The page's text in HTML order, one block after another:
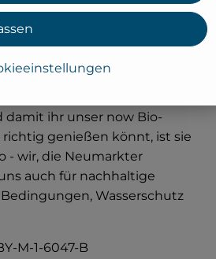
noch einen Hauch Süße durch
Zuckerrüben.
ins Regal - super lecker, ganz
damit ihr unser now Bio-
genießen könnt, ist sie
- wir, die Neumarkter
auch für nachhaltige
Wasserschutz
M-1-6047-B